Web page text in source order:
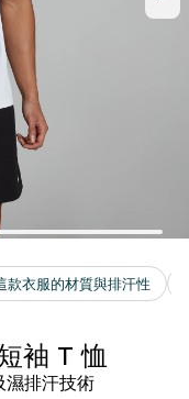
袖 T 恤
濕排汗技術